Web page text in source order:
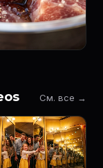
См. все →